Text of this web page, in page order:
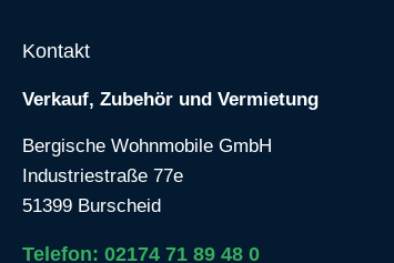
Kontakt
Verkauf, Zubehör und Vermietung
Bergische Wohnmobile GmbH
Industriestraße 77e
51399 Burscheid
Telefon: 02174 71 89 48 0